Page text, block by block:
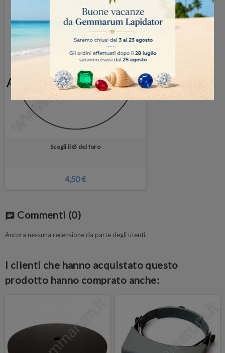
Scegli il Ø del foro
4,50 €
chat Commenti (0)
Ancora nessuna recensione da parte degli utenti.
I clienti che hanno acquistato questo
prodotto hanno comprato anche: